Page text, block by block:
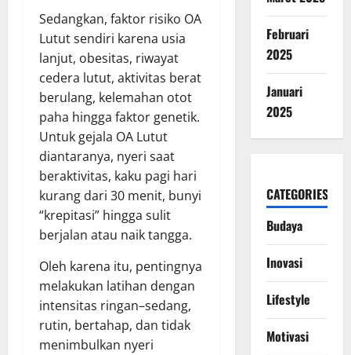
Sedangkan, faktor risiko OA
Lutut sendiri karena usia
lanjut, obesitas, riwayat
cedera lutut, aktivitas berat
berulang, kelemahan otot
paha hingga faktor genetik.
Untuk gejala OA Lutut
diantaranya, nyeri saat
beraktivitas, kaku pagi hari
kurang dari 30 menit, bunyi
“krepitasi” hingga sulit
berjalan atau naik tangga.
Oleh karena itu, pentingnya
melakukan latihan dengan
intensitas ringan–sedang,
rutin, bertahap, dan tidak
menimbulkan nyeri
Februari
2025
Januari
2025
CATEGORIES
Budaya
Inovasi
Lifestyle
Motivasi